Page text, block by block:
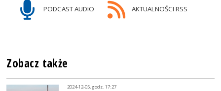
PODCAST AUDIO AKTUALNOŚCI RSS
Zobacz także
2024-12-05, godz. 17:27